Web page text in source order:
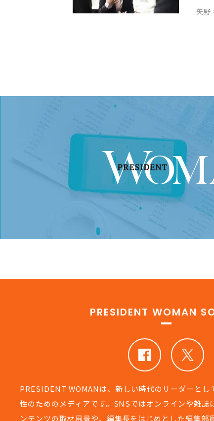
矢野
PRESIDENT WOMAN
PRESIDENT WOMANは、新しい時代のリーダーとし
性のためのメディアです。SNSではオンラインや雑誌
ンテンツの取材風景や、編集長をはじめとした編集部